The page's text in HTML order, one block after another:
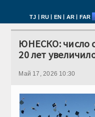
TJ | RU | EN | AR | FAR
ЮНЕСКО: число
20 лет
Май 17, 2026 10:30